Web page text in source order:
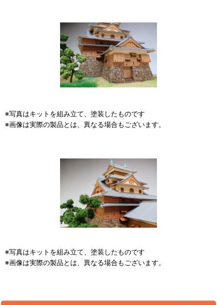
※写真はキットを組み立て、塗装したものです
※画像は実際の製品とは、異なる場合もございます。
※写真はキットを組み立て、塗装したものです
※画像は実際の製品とは、異なる場合もございます。